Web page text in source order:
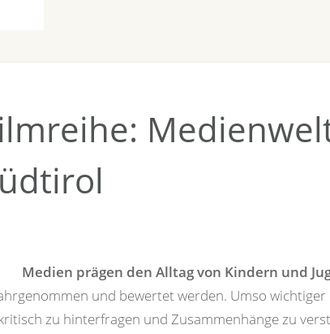
Medien prägen den Alltag von Kindern und
und bewertet werden. Umso
zu hinterfragen und Zusammenhänge zu